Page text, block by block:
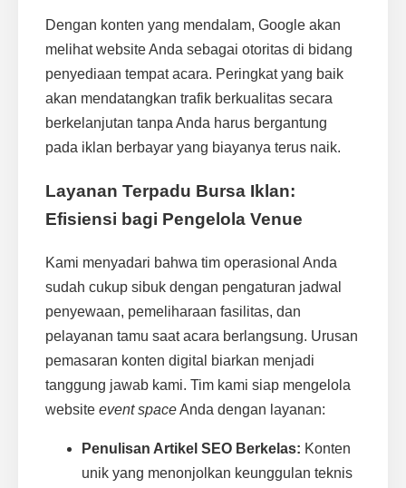
Dengan konten yang mendalam, Google akan
melihat website Anda sebagai otoritas di bidang
penyediaan tempat acara. Peringkat yang baik
akan mendatangkan trafik berkualitas secara
berkelanjutan tanpa Anda harus bergantung
pada iklan berbayar yang biayanya terus naik.
Layanan Terpadu Bursa Iklan:
Efisiensi bagi Pengelola Venue
Kami menyadari bahwa tim operasional Anda
sudah cukup sibuk dengan pengaturan jadwal
penyewaan, pemeliharaan fasilitas, dan
pelayanan tamu saat acara berlangsung. Urusan
pemasaran konten digital biarkan menjadi
tanggung jawab kami. Tim kami siap mengelola
website event spaceAnda dengan layanan:
Penulisan Artikel SEO Berkelas: Konten
unik yang menonjolkan keunggulan teknis